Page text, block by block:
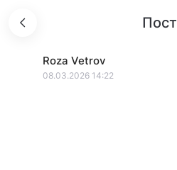
Пост
Roza Vetrov
08.03.2026 14:22